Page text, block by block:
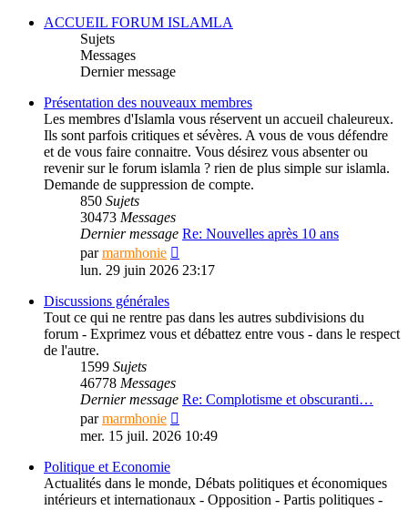
ACCUEIL FORUM ISLAMLA
Sujets
Messages
Dernier message
Présentation des nouveaux membres
Les membres d'Islamla vous réservent un accueil chaleureux.
Ils sont parfois critiques et sévères. A vous de vous défendre
et de vous faire connaitre. Vous désirez vous absenter ou
revenir sur le forum islamla ? rien de plus simple sur islamla.
Demande de suppression de compte.
850 Sujets
30473 Messages
Dernier message Re: Nouvelles après 10 ans
parmarmhonie
le
lun. 29 juin 2026 23:17
Discussions générales
Tout ce qui ne rentre pas dans les autres subdivisions du
forum - Exprimez vous et débattez entre vous - dans le respect
de l'autre.
1599 Sujets
46778 Messages
Dernier message Re: Complotisme et obscuranti…
parmarmhonie
le
mer. 15 juil. 2026 10:49
Politique et Economie
Actualités dans le monde, Débats politiques et économiques
intérieurs et internationaux - Opposition - Partis politiques -